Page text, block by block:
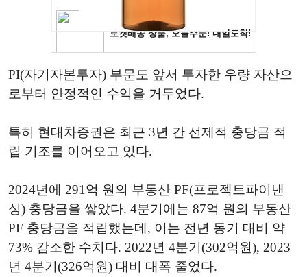
PI(자기자본투자) 부문도 앞서 투자한 우량 자산으
로부터 안정적인 수익을 거두었다.
특히 현대차증권은 최근 3년 간 선제적 충당금 적
립 기조를 이어오고 있다.
2024년에 291억 원의 부동산 PF(프로젝트파이낸
싱) 충당금을 쌓았다. 4분기에는 87억 원의 부동산
PF 충당금을 적립했는데, 이는 전년 동기 대비 약
73% 감소한 수치다. 2022년 4분기(302억원), 2023
년 4분기(326억원) 대비 대폭 줄었다.